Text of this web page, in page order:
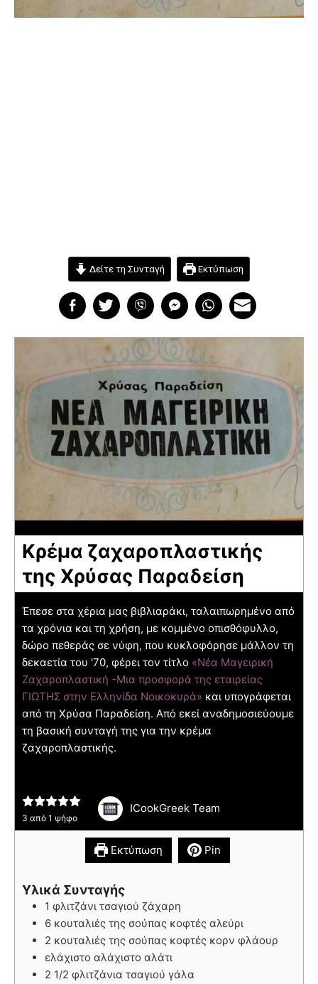
Δείτε τη Συνταγή Εκτύπωση
Κρέμα ζαχαροπλαστικής
της Χρύσας Παραδείση
Έπεσε στα χέρια μας βιβλιαράκι, ταλαιπωρημένο από
τα χρόνια και τη χρήση, με κομμένο οπισθόφυλλο,
δώρο πεθεράς σε νύφη, που κυκλοφόρησε μάλλον τη
δεκαετία του '70, φέρει τον τίτλο «Νέα Μαγειρική
Ζαχαροπλαστική -Μια προσφορά της εταιρείας
ΓΙΩΤΗΣ στην Ελληνίδα Νοικοκυρά» και υπογράφεται
από τη Χρύσα Παραδείση. Από εκεί αναδημοσιεύουμε
τη βασική συνταγή της για την κρέμα
ζαχαροπλαστικής.
3 από 1 ψήφο
ICookGreek Team
Εκτύπωση Pin
Υλικά Συνταγής
1 φλιτζάνι τσαγιού ζάχαρη
6 κουταλιές της σούπας κοφτές αλεύρι
2 κουταλιές της σούπας κοφτές κορν φλάουρ
ελάχιστο αλάχιστο αλάτι
2 1/2 φλιτζάνια τσαγιού γάλα